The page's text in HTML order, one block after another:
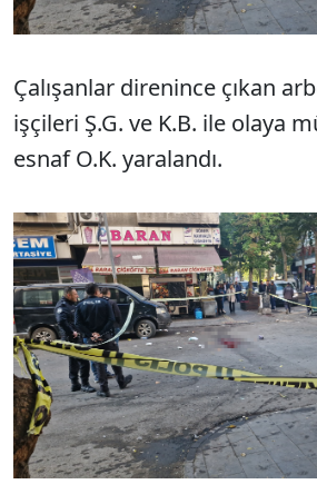
Çalışanlar direnince çıkan
işçileri Ş.G. ve K.B. ile olaya
esnaf O.K. yaralandı.